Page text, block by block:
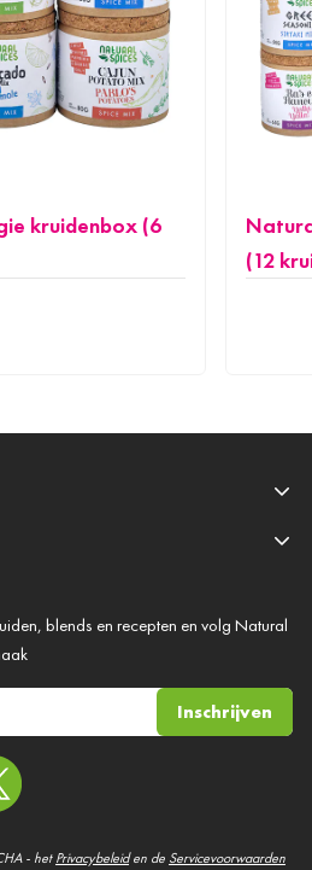
kruidenbox (6
(12
blends en recepten en volg Natural
Inschrijven
- hetPrivacybeleiden de Servicevoorwaarden